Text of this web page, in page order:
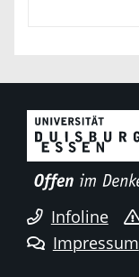
Infoline
Impressum